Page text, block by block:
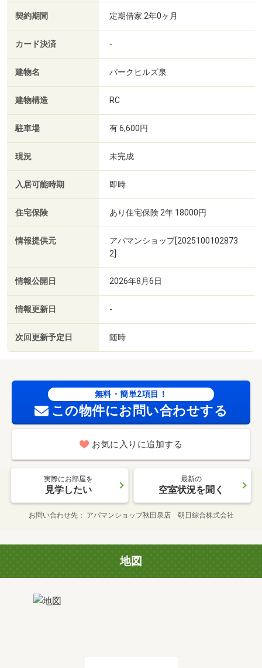
契約期間 定期借家 2年0ヶ月
カード決済 -
建物名 パークヒルズ泉
建物構造 RC
駐車場 有 6,600円
現況 未完成
入居可能時期 即時
住宅保険 あり住宅保険 2年 18000円
情報提供元
アパマンショップ[2025100102873
2]
情報公開日 2026年8月6日
情報更新日 -
次回更新予定日 随時
無料・簡単2項目！
この物件にお問い合わせする
お気に入りに追加する
実際にお部屋を
見学したい
最新の
空室状況を聞く
お問い合わせ先 アパマンショップ秋田泉店 朝日綜合株式会社
地図